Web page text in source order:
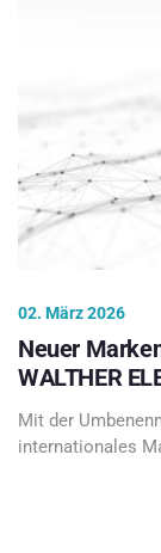
02. März 2026
Neuer
WALTHER
Mit der
internationales